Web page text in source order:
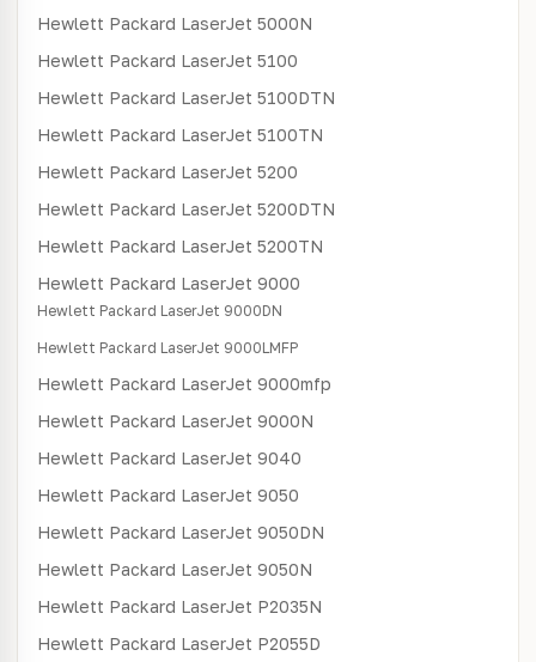
Hewlett Packard LaserJet 5000N
Hewlett Packard LaserJet 5100
Hewlett Packard LaserJet 5100DTN
Hewlett Packard LaserJet 5100TN
Hewlett Packard LaserJet 5200
Hewlett Packard LaserJet 5200DTN
Hewlett Packard LaserJet 5200TN
Hewlett Packard LaserJet 9000
Hewlett Packard LaserJet 9000DN
Hewlett Packard LaserJet 9000LMFP
Hewlett Packard LaserJet 9000mfp
Hewlett Packard LaserJet 9000N
Hewlett Packard LaserJet 9040
Hewlett Packard LaserJet 9050
Hewlett Packard LaserJet 9050DN
Hewlett Packard LaserJet 9050N
Hewlett Packard LaserJet P2035N
Hewlett Packard LaserJet P2055D